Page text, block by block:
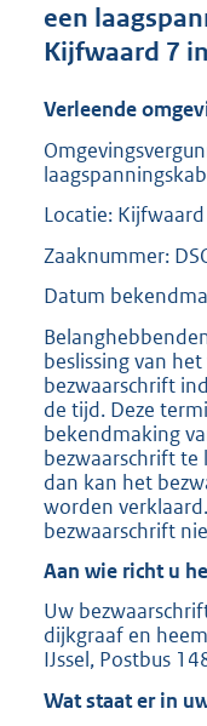
een
Kijfwaard 7
Verleende
Locatie:
Zaaknummer:
Datum
beslissing van
bezwaarschrift
de tijd. Deze
bekendmaking
bezwaarschrift
dan kan het
worden
bezwaarschrift
Aan wie richt u
Uw
dijkgraaf en
IJssel, Postbus
Wat staat er in